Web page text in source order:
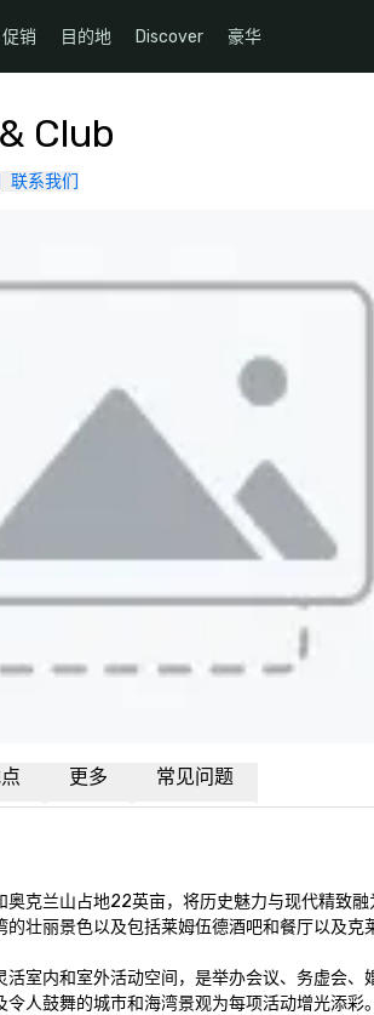
促销 目的地 Discover 豪华
Club
联系我们
更多 常见问题
克兰山占地22英亩，将历史魅力与现代精致
壮丽景色以及包括莱姆伍德酒吧和餐厅以及克
室内和室外活动空间，是举办会议、务虚会
人鼓舞的城市和海湾景观为每项活动增光添彩。